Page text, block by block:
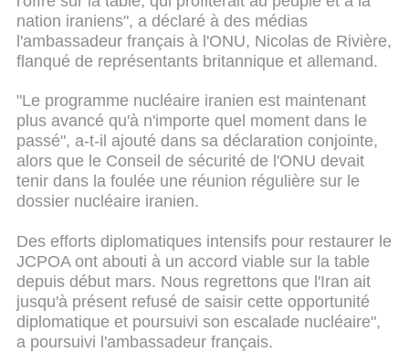
nation iraniens", a déclaré à des médias
l'ambassadeur français à l'ONU, Nicolas de Rivière,
flanqué de représentants britannique et allemand.
"Le programme nucléaire iranien est maintenant
plus avancé qu'à n'importe quel moment dans le
passé", a-t-il ajouté dans sa déclaration conjointe,
alors que le Conseil de sécurité de l'ONU devait
tenir dans la foulée une réunion régulière sur le
dossier nucléaire iranien.
Des efforts diplomatiques intensifs pour restaurer le
JCPOA ont abouti à un accord viable sur la table
depuis début mars. Nous regrettons que l'Iran ait
jusqu'à présent refusé de saisir cette opportunité
diplomatique et poursuivi son escalade nucléaire",
a poursuivi l'ambassadeur français.